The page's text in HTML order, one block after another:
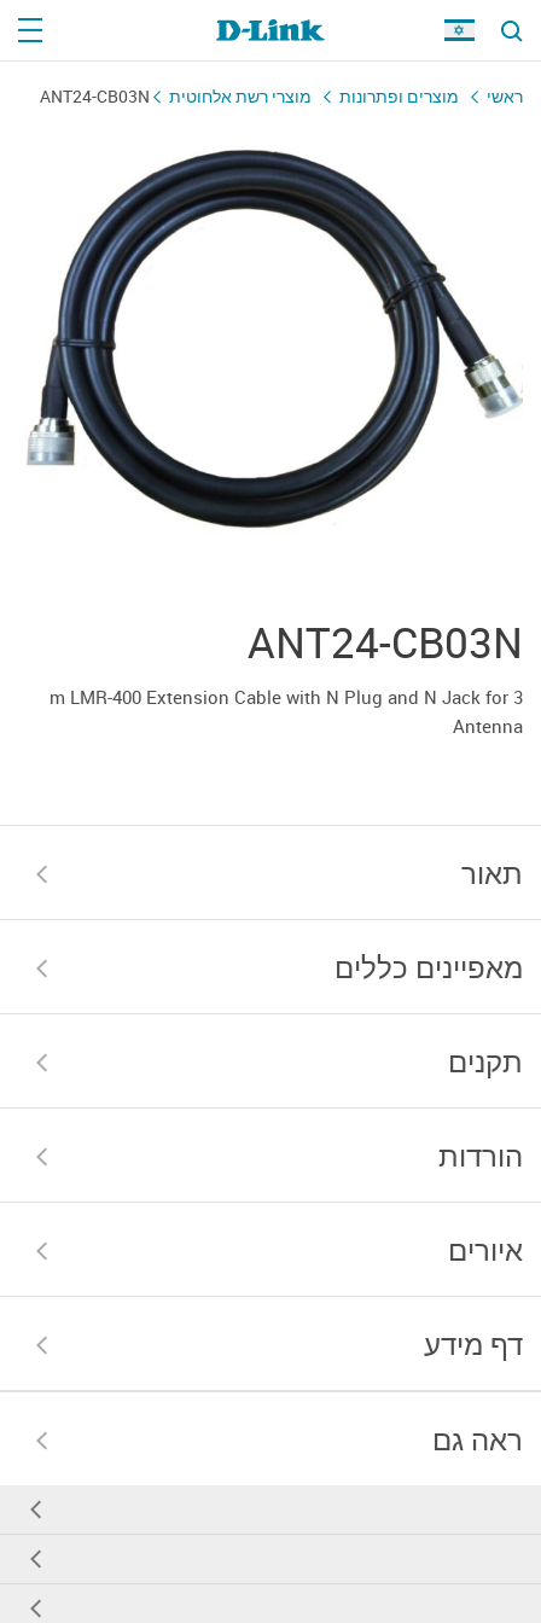
ראשי מוצרים ופתרונות מוצרי רשת אלחוטית ANT24-CB03N
ANT24-CB03N
3 m LMR-400 Extension Cable with N Plug and N Jack for
Antenna
תאור
מאפיינים כללים
תקנים
הורדות
איורים
דף מידע
ראה גם